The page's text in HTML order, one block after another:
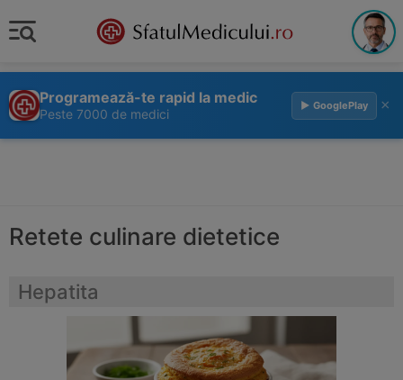
Programează-te rapid la medic
Peste 7000 de medici
▶ GooglePlay ×
Retete culinare dietetice
Hepatita